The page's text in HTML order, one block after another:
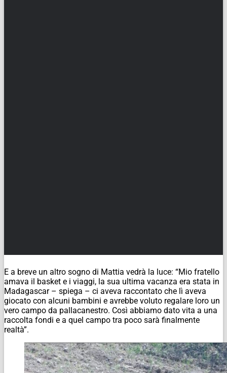
E a breve un altro sogno di Mattia vedrà la luce: “Mio fratello
amava il basket e i viaggi, la sua ultima vacanza era stata in
Madagascar – spiega – ci aveva raccontato che lì aveva
giocato con alcuni bambini e avrebbe voluto regalare loro un
vero campo da pallacanestro. Così abbiamo dato vita a una
raccolta fondi e a quel campo tra poco sarà finalmente
realtà”.